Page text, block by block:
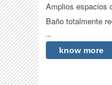
Amplios espacios
Baño totalmente
...
know more